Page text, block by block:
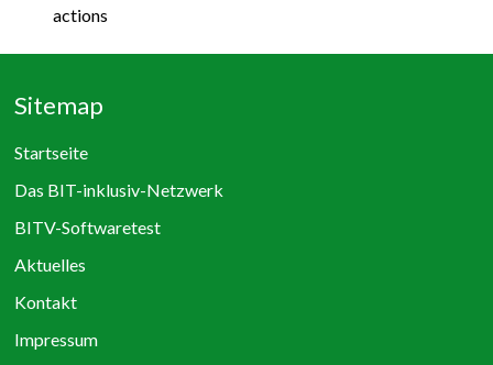
actions
Sitemap
Startseite
Das BIT-inklusiv-Netzwerk
BITV-Softwaretest
Aktuelles
Kontakt
Impressum